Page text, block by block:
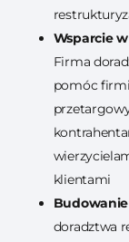
Wsparcie
Firma
pomóc
klientami
doradztwa